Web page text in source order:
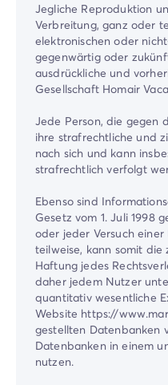
Jegliche Reproduktion
Verbreitung, ganz oder
elektronischen oder
gegenwärtig oder
ausdrückliche und
Gesellschaft Homair
Jede Person, die gegen
ihre strafrechtliche und
nach sich und kann
strafrechtlich verfolgt
Ebenso sind
Gesetz vom 1. Juli 1998
oder jeder Versuch
teilweise, kann somit
Haftung jedes
daher jedem Nutzer
quantitativ wesentliche
Website https://
gestellten Datenbanken
Datenbanken in einem
nutzen.